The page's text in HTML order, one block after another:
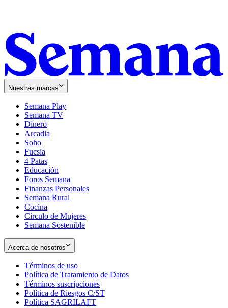
Nuestras marcas
Semana Play
Semana TV
Dinero
Arcadia
Soho
in
new
window
Fucsia
in
new
window
4 Patas
Educación
Foros Semana
Finanzas Personales
Semana Rural
Cocina
Círculo de Mujeres
Semana Sostenible
Acerca de nosotros
Términos de uso
in
new
window
Política de Tratamiento de Datos
Términos suscripciones
in
Política de Riesgos C/ST
Política SAGRILAFT